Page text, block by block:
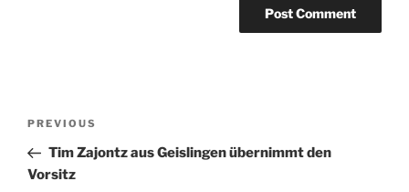
Previous
Post
PREVIOUS
Tim Zajontz aus Geislingen übernimmt den
Vorsitz